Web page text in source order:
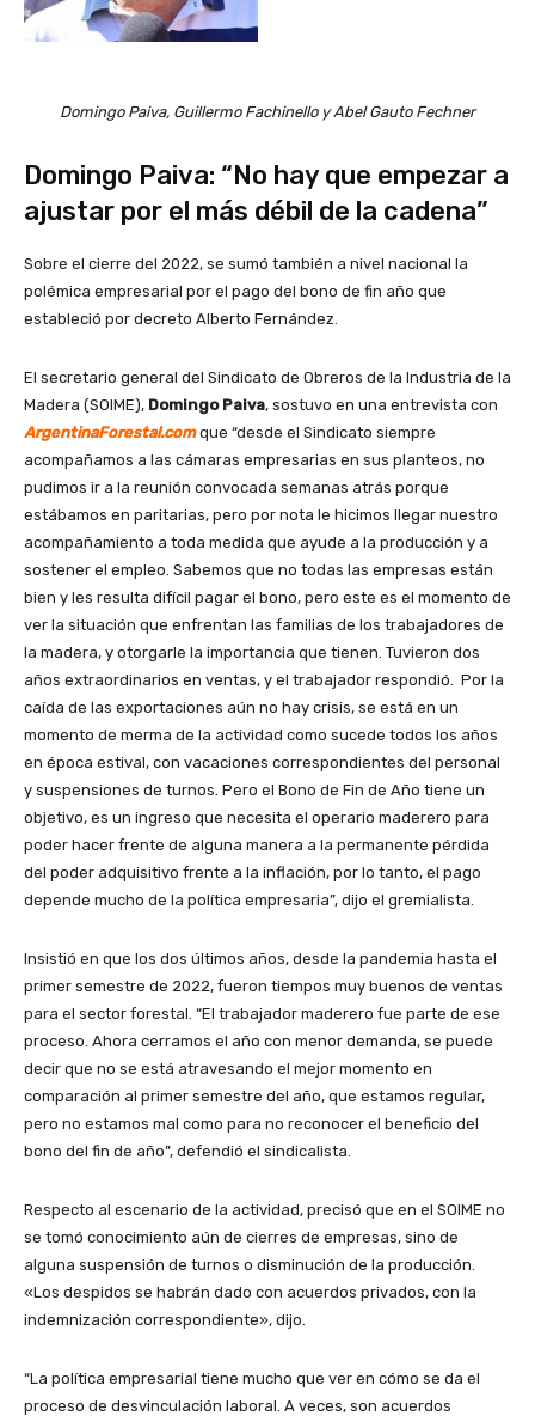
Domingo Paiva, Guillermo Fachinello y Abel Gauto Fechner
Domingo Paiva: “No hay que empezar a
ajustar por el más débil de la cadena”
Sobre el cierre del 2022, se sumó también a nivel nacional la
polémica empresarial por el pago del bono de fin año que
estableció por decreto Alberto Fernández.
El secretario general del Sindicato de Obreros de la Industria de la
Madera (SOIME), Domingo Paiva, sostuvo en una entrevista con
ArgentinaForestal.com que “desde el Sindicato siempre
acompañamos a las cámaras empresarias en sus planteos, no
pudimos ir a la reunión convocada semanas atrás porque
estábamos en paritarias, pero por nota le hicimos llegar nuestro
acompañamiento a toda medida que ayude a la producción y a
sostener el empleo. Sabemos que no todas las empresas están
bien y les resulta difícil pagar el bono, pero este es el momento de
ver la situación que enfrentan las familias de los trabajadores de
la madera, y otorgarle la importancia que tienen. Tuvieron dos
años extraordinarios en ventas, y el trabajador respondió. Por la
caída de las exportaciones aún no hay crisis, se está en un
momento de merma de la actividad como sucede todos los años
en época estival, con vacaciones correspondientes del personal
y suspensiones de turnos. Pero el Bono de Fin de Año tiene un
objetivo, es un ingreso que necesita el operario maderero para
poder hacer frente de alguna manera a la permanente pérdida
del poder adquisitivo frente a la inflación, por lo tanto, el pago
depende mucho de la política empresaria”, dijo el gremialista.
Insistió en que los dos últimos años, desde la pandemia hasta el
primer semestre de 2022, fueron tiempos muy buenos de ventas
para el sector forestal. “El trabajador maderero fue parte de ese
proceso. Ahora cerramos el año con menor demanda, se puede
decir que no se está atravesando el mejor momento en
comparación al primer semestre del año, que estamos regular,
pero no estamos mal como para no reconocer el beneficio del
bono del fin de año”, defendió el sindicalista.
Respecto al escenario de la actividad, precisó que en el SOIME no
se tomó conocimiento aún de cierres de empresas, sino de
alguna suspensión de turnos o disminución de la producción.
«Los despidos se habrán dado con acuerdos privados, con la
indemnización correspondiente», dijo.
“La política empresarial tiene mucho que ver en cómo se da el
proceso de desvinculación laboral. A veces, son acuerdos